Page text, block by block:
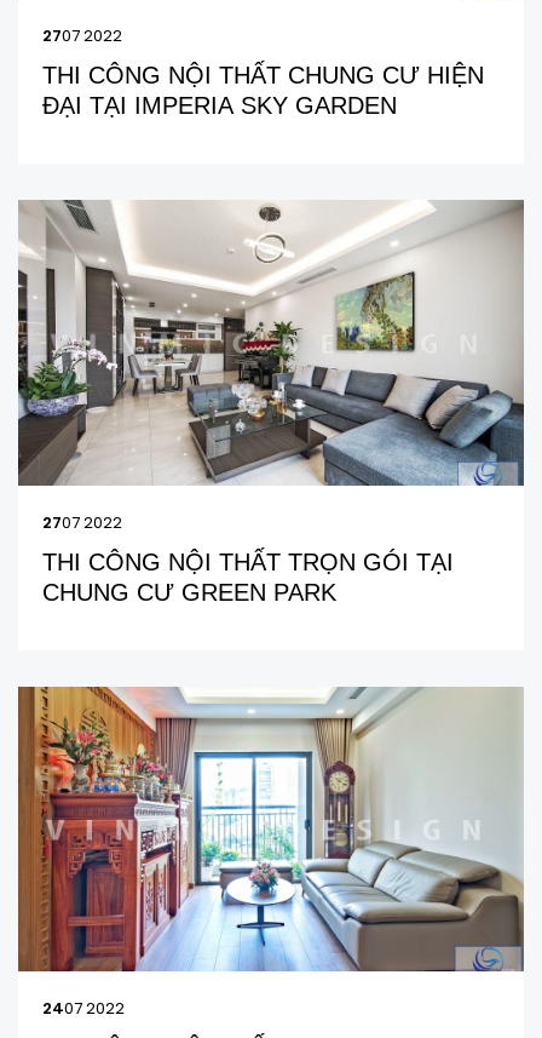
2707 2022
THI CÔNG NỘI THẤT CHUNG CƯ HIỆN
ĐẠI TẠI IMPERIA SKY GARDEN
2707 2022
THI CÔNG NỘI THẤT TRỌN GÓI TẠI
CHUNG CƯ GREEN PARK
2407 2022